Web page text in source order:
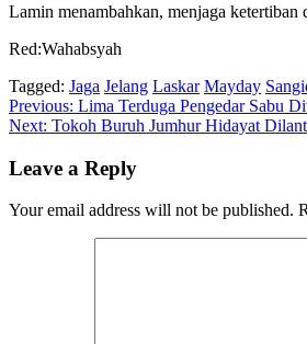
Lamin menambahkan, menjaga
Red:Wahabsyah
Tagged: Jaga Jelang Laskar Mayday
Post
navigation
Previous: Lima Terduga Pengedar Sabu
Next: Tokoh Buruh Jumhur Hidayat
Leave a Reply
Your email address will not be published.